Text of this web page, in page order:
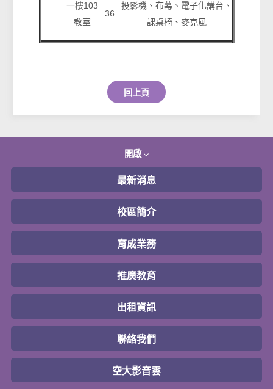
一樓103
教室
36
投影機、布幕、電子化講台、
課桌椅、麥克風
回上頁
開啟
最新消息
校區簡介
育成業務
推廣教育
出租資訊
聯絡我們
空大影音雲